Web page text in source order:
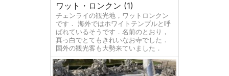
ワット・ロンクン (1)
チェンライの観光地，ワットロンクン
です． 海外ではホワイトテンプルと呼
ばれているそうです．名前のとおり，
真っ白でとてもきれいなお寺でした．
国外の観光客も大勢来ていました．